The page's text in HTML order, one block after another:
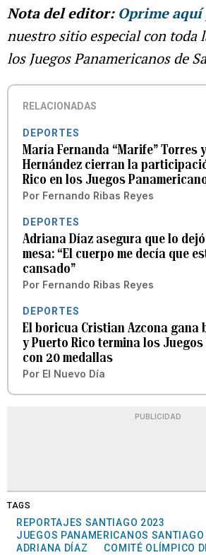
Nota del editor:Oprime aquí
nuestro sitio especial con toda
los Juegos Panamericanos de
RELACIONADAS
DEPORTES
María Fernanda “Marife” Torres
Hernández cierran la
Rico en los Juegos
Por Fernando Ribas Reyes
DEPORTES
Adriana Díaz asegura que lo
mesa: “El cuerpo me decía que
cansado”
Por Fernando Ribas Reyes
DEPORTES
El boricua Cristian Azcona gana
y Puerto Rico termina los
con 20 medallas
Por El Nuevo Día
PUBLICIDAD
TAGS
REPORTAJES SANTIAGO 2023
JUEGOS PANAMERICANOS
ADRIANA DÍAZ
COMITÉ OLÍMPICO